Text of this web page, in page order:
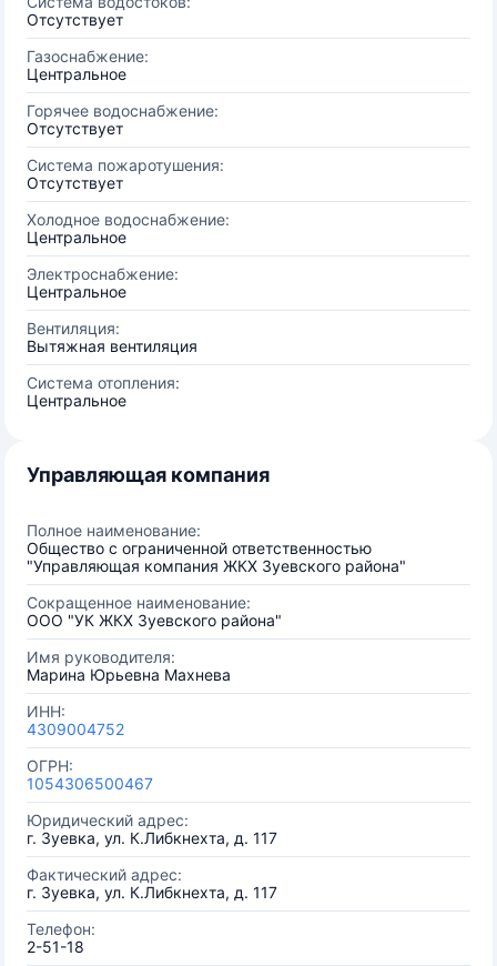
Отсутствует
Газоснабжение:
Центральное
Горячее водоснабжение:
Отсутствует
Система пожаротушения:
Отсутствует
Холодное водоснабжение:
Центральное
Электроснабжение:
Центральное
Вентиляция:
Вытяжная вентиляция
Система отопления:
Центральное
Управляющая компания
Полное наименование:
Общество с ограниченной ответственностью
"Управляющая компания ЖКХ Зуевского района"
Сокращенное наименование:
ООО "УК ЖКХ Зуевского района"
Имя руководителя:
Марина Юрьевна Махнева
ИНН:
4309004752
ОГРН:
1054306500467
Юридический адрес:
г. Зуевка, ул. К.Либкнехта, д. 117
Фактический адрес:
г. Зуевка, ул. К.Либкнехта, д. 117
Телефон:
2-51-18